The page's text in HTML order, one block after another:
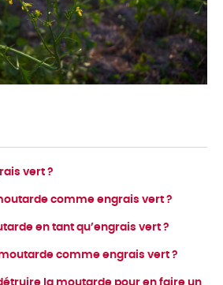
vert ?
comme engrais vert ?
en tant qu’engrais vert ?
comme engrais vert ?
la moutarde pour en faire un